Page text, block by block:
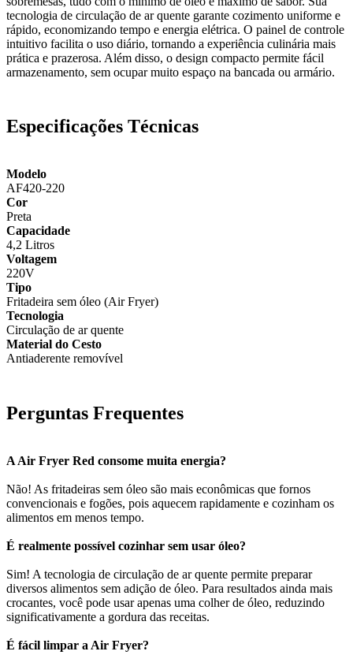
tecnologia de circulação de ar quente garante cozimento uniforme e
rápido, economizando tempo e energia elétrica. O painel de controle
intuitivo facilita o uso diário, tornando a experiência culinária mais
prática e prazerosa. Além disso, o design compacto permite fácil
armazenamento, sem ocupar muito espaço na bancada ou armário.
Especificações Técnicas
Modelo
AF420-220
Cor
Preta
Capacidade
4,2 Litros
Voltagem
220V
Tipo
Fritadeira sem óleo (Air Fryer)
Tecnologia
Circulação de ar quente
Material do Cesto
Antiaderente removível
Perguntas Frequentes
A Air Fryer Red consome muita energia?
Não! As fritadeiras sem óleo são mais econômicas que fornos
convencionais e fogões, pois aquecem rapidamente e cozinham os
alimentos em menos tempo.
É realmente possível cozinhar sem usar óleo?
Sim! A tecnologia de circulação de ar quente permite preparar
diversos alimentos sem adição de óleo. Para resultados ainda mais
crocantes, você pode usar apenas uma colher de óleo, reduzindo
significativamente a gordura das receitas.
É fácil limpar a Air Fryer?